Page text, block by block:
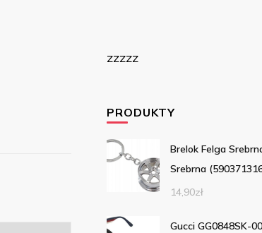
zzzzz
PRODUKTY
Brelok Felga
Srebrna
14,90zł
Gucci GG0848SK-